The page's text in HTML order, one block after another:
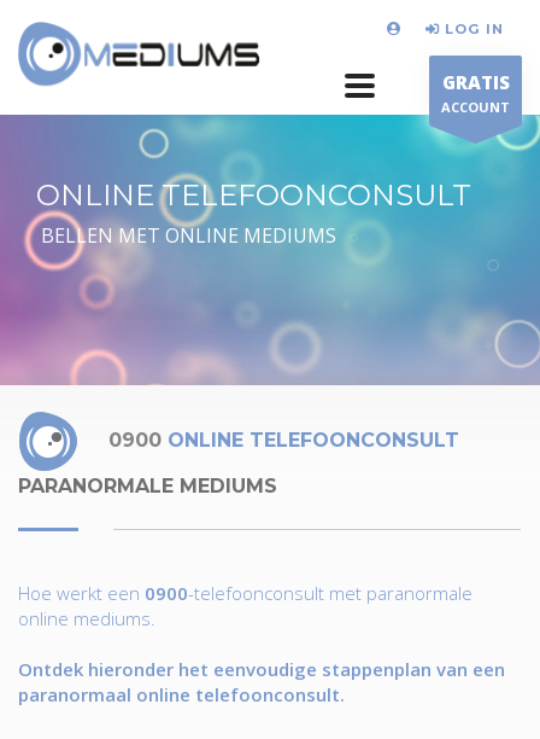
LOG IN
GRATIS
ACCOUNT
ONLINE TELEFOONCONSULT
BELLEN MET ONLINE MEDIUMS
0900 ONLINE TELEFOONCONSULT
PARANORMALE MEDIUMS
Hoe werkt een 0900-telefoonconsult met paranormale
online mediums.
Ontdek hieronder het eenvoudige stappenplan van een
paranormaal online telefoonconsult.